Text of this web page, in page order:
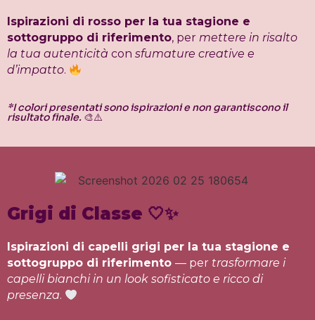
Ispirazioni di rosso per la tua stagione e
sottogruppo di riferimento, per mettere in risalto
la tua autenticità con sfumature creative e
d’impatto.
*I colori presentati sono ispirazioni e non garantiscono il
risultato finale. 🎨⚠️
Grigi di Classe 🤍✨
Ispirazioni di capelli grigi per la tua stagione e
sottogruppo di riferimento — per trasformare i
capelli bianchi in un look sofisticato e ricco di
presenza.